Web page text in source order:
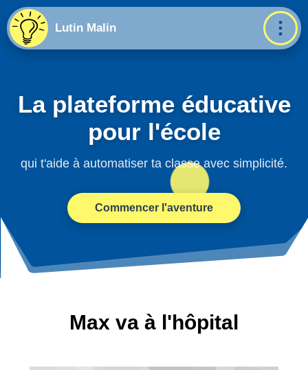
Lutin Malin
La plateforme éducative
pour l'école
qui t'aide à automatiser ta classe avec simplicité.
Commencer l'aventure
Max va à l'hôpital